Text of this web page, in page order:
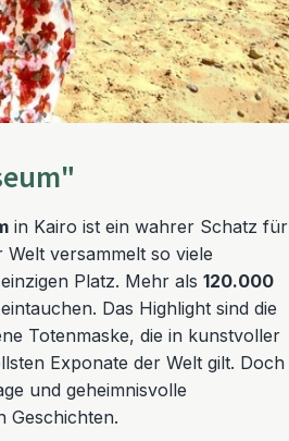
in Kairo ist ein wahrer Schatz für
versammelt so viele
Platz. Mehr als 120.000
Das Highlight sind die
Totenmaske, die in kunstvoller
Exponate der Welt gilt. Doch
und geheimnisvolle
Geschichten.